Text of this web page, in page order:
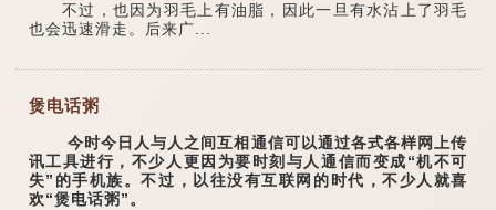
不过，也因为羽毛上有油脂，因此一旦有水沾上了羽毛
也会迅速滑走。后来广...
煲电话粥
今时今日人与人之间互相通信可以通过各式各样网上传
讯工具进行，不少人更因为要时刻与人通信而变成“机不可
失”的手机族。不过，以往没有互联网的时代，不少人就喜
欢“煲电话粥”。